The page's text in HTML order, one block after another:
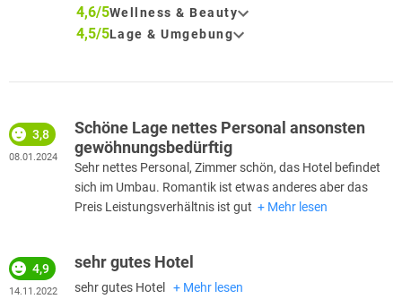
4,6/5Wellness & Beauty
4,5/5Lage & Umgebung
Schöne Lage nettes Personal ansonsten
gewöhnungsbedürftig
3,8
08.01.2024
Sehr nettes Personal, Zimmer schön, das Hotel befindet
sich im Umbau. Romantik ist etwas anderes aber das
Preis Leistungsverhältnis ist gut
Mehr lesen
sehr gutes Hotel
4,9
14.11.2022 sehr gutes Hotel Mehr lesen